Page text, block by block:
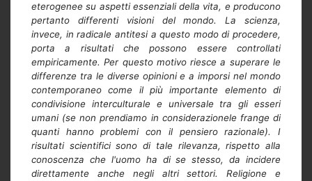
eterogenee su aspetti essenziali della vita, e producono
pertanto differenti visioni del mondo. La scienza,
invece, in radicale antitesi a questo modo di procedere,
porta a risultati che possono essere controllati
empiricamente. Per questo motivo riesce a superare le
differenze tra le diverse opinioni e a imporsi nel mondo
contemporaneo come il più importante elemento di
condivisione interculturale e universale tra gli esseri
umani (se non prendiamo in considerazionele frange di
quanti hanno problemi con il pensiero razionale). I
risultati scientifici sono di tale rilevanza, rispetto alla
conoscenza che l'uomo ha di se stesso, da incidere
direttamente anche negli altri settori. Religione e